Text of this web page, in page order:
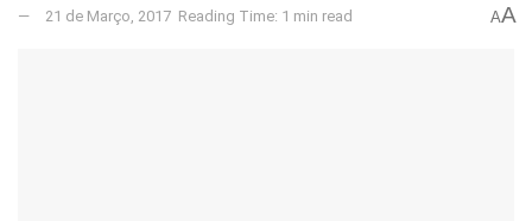
21 de Março, 2017 Reading Time: 1 min read AA